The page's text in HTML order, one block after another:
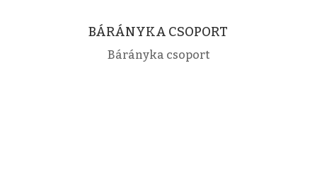
BÁRÁNYKA CSOPORT
Bárányka csoport